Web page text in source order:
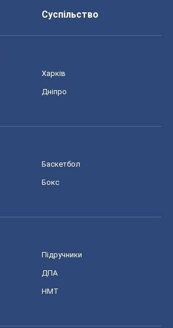
Суспільство
Харків
Дніпро
Баскетбол
Бокс
Підручники
ДПА
НМТ